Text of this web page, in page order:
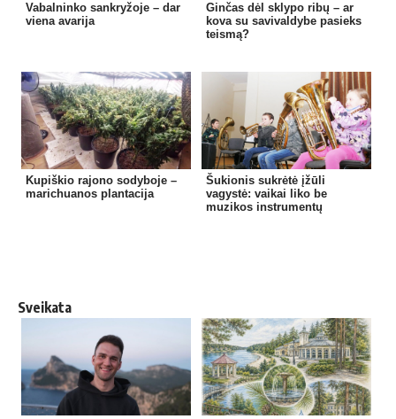
Vabalninko sankryžoje – dar
viena avarija
Ginčas dėl sklypo ribų – ar
kova su savivaldybe pasieks
teismą?
Kupiškio rajono sodyboje –
marichuanos plantacija
Šukionis sukrėtė įžūli
vagystė: vaikai liko be
muzikos instrumentų
Sveikata